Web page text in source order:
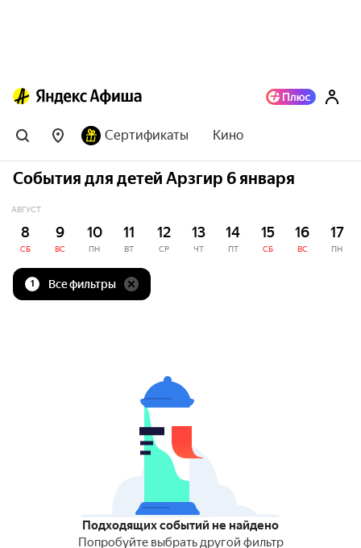
Сертификаты Кино
События для детей Арзгир 6 января
АВГУСТ
8
СБ
9
ВС
10
ПН
11
ВТ
12
СР
13
ЧТ
14
ПТ
15
СБ
16
ВС
17
ПН
1 Все фильтры
Подходящих событий не найдено
Попробуйте выбрать другой фильтр